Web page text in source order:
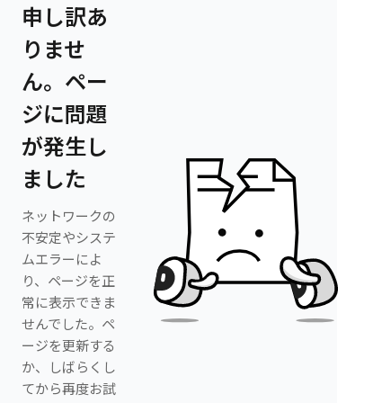
申し訳あ
りませ
ん。ペー
ジに問題
が発生し
ました
ネットワークの
不安定やシステ
ムエラーによ
り、ページを正
常に表示できま
せんでした。ペ
ージを更新する
か、しばらくし
てから再度お試